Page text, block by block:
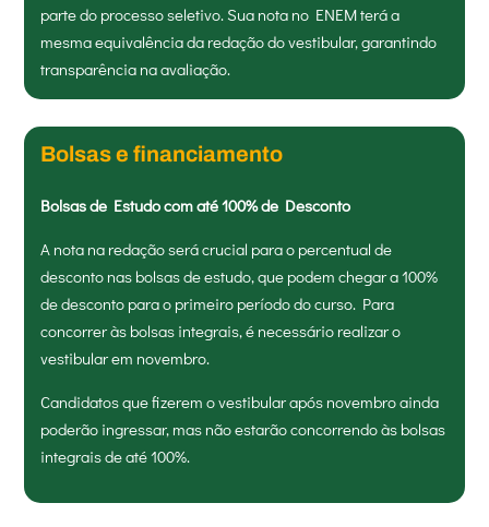
parte do processo seletivo. Sua nota no ENEM terá a
mesma equivalência da redação do vestibular, garantindo
transparência na avaliação.
Bolsas e financiamento
Bolsas de Estudo com até 100% de Desconto
A nota na redação será crucial para o percentual de
desconto nas bolsas de estudo, que podem chegar a 100%
de desconto para o primeiro período do curso. Para
concorrer às bolsas integrais, é necessário realizar o
vestibular em novembro.
Candidatos que fizerem o vestibular após novembro ainda
poderão ingressar, mas não estarão concorrendo às bolsas
integrais de até 100%.